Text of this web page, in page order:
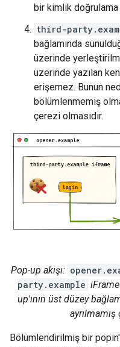
bir kimlik doğrulama
third-
bağlamında
üzerinde
üzerinde yazılan
erişemez. Bunun
bölümlenmemiş
çerezi olmasıdır.
Pop-up akışı:
party.example
up'ının üst düzey
Bölümlendirilmiş bir